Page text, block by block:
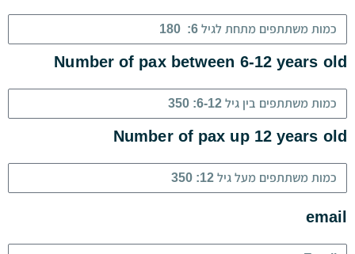
Number of pax between 6-12 years old
Number of pax up 12 years old
email